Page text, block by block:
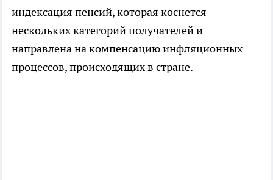
индексация пенсий, которая коснется
нескольких категорий получателей и
направлена на компенсацию инфляционных
процессов, происходящих в стране.